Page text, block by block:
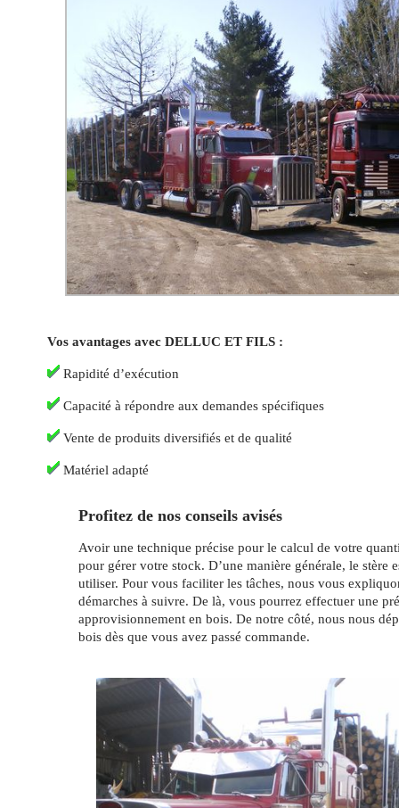
Vos avantages avec DELLUC ET FILS :
Rapidité d’exécution
Capacité à répondre aux demandes spécifiques
Vente de produits diversifiés et de qualité
Matériel adapté
Profitez de nos conseils avisés
Avoir une technique précise pour le calcul de votre
pour gérer votre stock. D’une manière générale, le stère
utiliser. Pour vous faciliter les tâches, nous vous
démarches à suivre. De là, vous pourrez effectuer une
approvisionnement en bois. De notre côté, nous nous
bois dès que vous avez passé commande.